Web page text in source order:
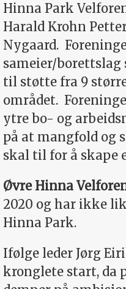
Hinna Park
Harald Krohn
Nygaard.
sameier/
til støtte fra 9
området.
ytre bo- og
på at mangfold og
skal til for å skape
Øvre Hinna
2020 og har ikke
Hinna Park.
Ifølge leder Jørg
kronglete start, da